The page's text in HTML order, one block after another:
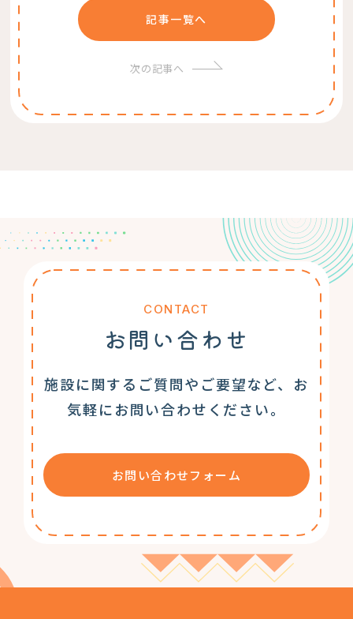
記事一覧へ
次の記事へ
CONTACT
お問い合わせ
施設に関するご質問やご要望など、お
気軽にお問い合わせください。
お問い合わせフォーム